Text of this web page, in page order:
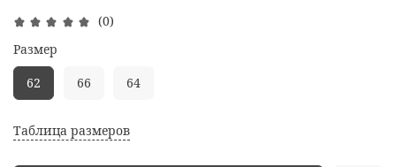
(0)
Таблица размеров
Размер
62
66 64